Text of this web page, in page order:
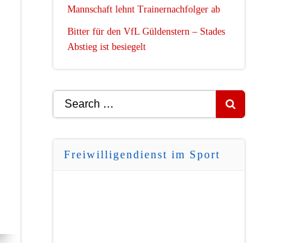
Mannschaft lehnt Trainernachfolger ab
Bitter für den VfL Güldenstern – Stades
Abstieg ist besiegelt
Search
for:
Freiwilligendienst im Sport